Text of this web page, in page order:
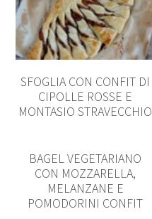
SFOGLIA CON CONFIT DI
CIPOLLE ROSSE E
MONTASIO STRAVECCHIO
BAGEL VEGETARIANO
CON MOZZARELLA,
MELANZANE E
POMODORINI CONFIT